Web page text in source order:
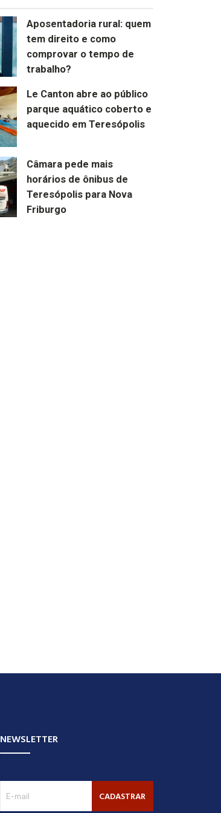
Aposentadoria rural: quem
tem direito e como
comprovar o tempo de
trabalho?
Le Canton abre ao público
parque aquático coberto e
aquecido em Teresópolis
Câmara pede mais
horários de ônibus de
Teresópolis para Nova
Friburgo
NEWSLETTER
CADASTRAR